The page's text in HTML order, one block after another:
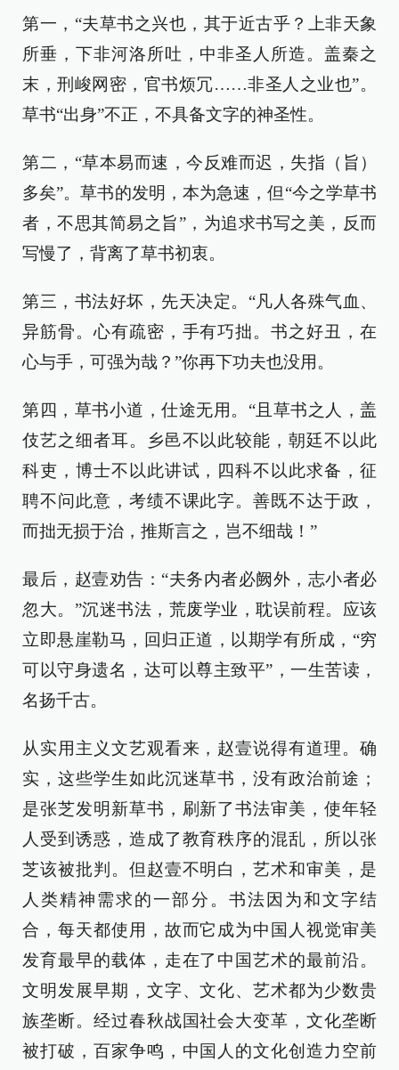
第一，“夫草书之兴也，其于近古乎？上非天象
所垂，下非河洛所吐，中非圣人所造。盖秦之
末，刑峻网密，官书烦冗……非圣人之业也”。
草书“出身”不正，不具备文字的神圣性。
第二，“草本易而速，今反难而迟，失指（旨）
多矣”。草书的发明，本为急速，但“今之学草书
者，不思其简易之旨”，为追求书写之美，反而
写慢了，背离了草书初衷。
第三，书法好坏，先天决定。“凡人各殊气血、
异筋骨。心有疏密，手有巧拙。书之好丑，在
心与手，可强为哉？”你再下功夫也没用。
第四，草书小道，仕途无用。“且草书之人，盖
伎艺之细者耳。乡邑不以此较能，朝廷不以此
科吏，博士不以此讲试，四科不以此求备，征
聘不问此意，考绩不课此字。善既不达于政，
而拙无损于治，推斯言之，岂不细哉！”
最后，赵壹劝告：“夫务内者必阙外，志小者必
忽大。”沉迷书法，荒废学业，耽误前程。应该
立即悬崖勒马，回归正道，以期学有所成，“穷
可以守身遗名，达可以尊主致平”，一生苦读，
名扬千古。
从实用主义文艺观看来，赵壹说得有道理。确
实，这些学生如此沉迷草书，没有政治前途；
是张芝发明新草书，刷新了书法审美，使年轻
人受到诱惑，造成了教育秩序的混乱，所以张
芝该被批判。但赵壹不明白，艺术和审美，是
人类精神需求的一部分。书法因为和文字结
合，每天都使用，故而它成为中国人视觉审美
发育最早的载体，走在了中国艺术的最前沿。
文明发展早期，文字、文化、艺术都为少数贵
族垄断。经过春秋战国社会大变革，文化垄断
被打破，百家争鸣，中国人的文化创造力空前